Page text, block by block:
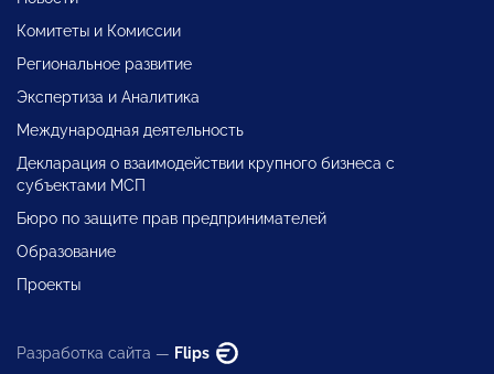
Комитеты и Комиссии
Региональное развитие
Экспертиза и Аналитика
Международная деятельность
Декларация о взаимодействии крупного бизнеса с
субъектами МСП
Бюро по защите прав предпринимателей
Образование
Проекты
Разработка сайта — Flips